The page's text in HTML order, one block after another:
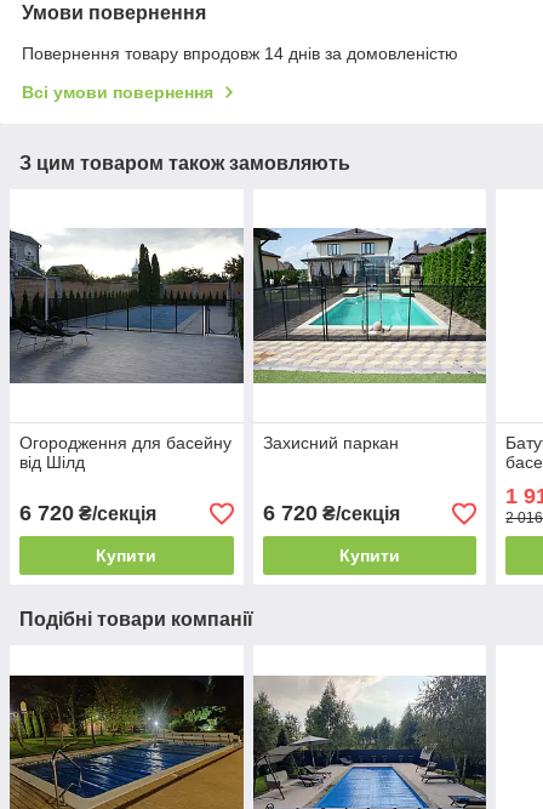
Умови повернення
Повернення товару впродовж 14 днів за домовленістю
Всі умови повернення
З цим товаром також замовляють
Огородження для басейну
від Шілд
6 720 ₴/секція
Купити
Захисний паркан
6 720₴/секція
Купити
1
2
Подібні товари компанії